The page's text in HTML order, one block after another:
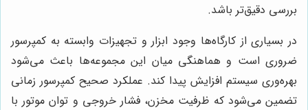
بررسی دقیق‌تر باشد.
در بسیاری از کارگاه‌ها وجود ابزار و تجهیزات وابسته به کمپرسور
ضروری است و هماهنگی میان این مجموعه‌ها باعث می‌شود
بهره‌وری سیستم افزایش پیدا کند. عملکرد صحیح کمپرسور زمانی
تضمین می‌شود که ظرفیت مخزن، فشار خروجی و توان موتور با